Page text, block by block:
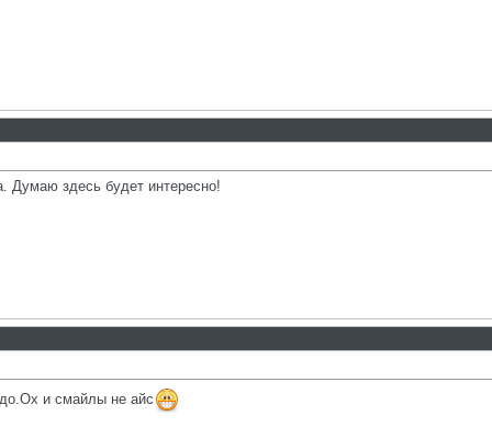
Думаю здесь будет интересно!
и смайлы не айс